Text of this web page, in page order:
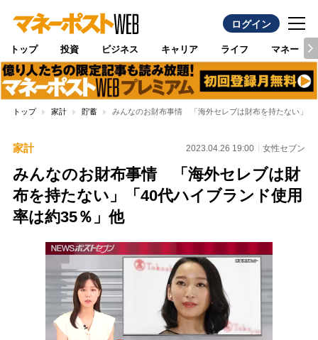
ログイン
トップ 投資 ビジネス キャリア ライフ マネー
トップ 家計 貯蓄 みんなのお財布事情 「海外セレブは財布を持たない」「
家計 2023.04.26 19:00 女性セブン
みんなのお財布事情 「海外セレブは財
布を持たない」「40代ハイブランド使用
率は約35％」他